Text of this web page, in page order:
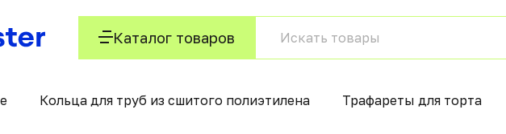
Каталог товаров
Кольца для труб из сшитого полиэтилена Трафареты для торта